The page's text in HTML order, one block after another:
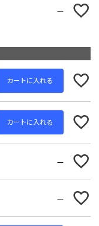
—
カートに入れる
カートに入れる
—
—